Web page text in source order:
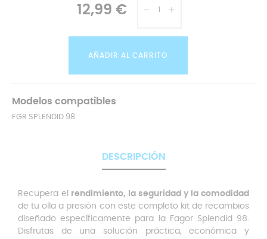
12,99 €
AÑADIR AL CARRITO
Modelos compatibles
FGR SPLENDID 98
DESCRIPCIÓN
Recupera el
rendimiento, la seguridad y la comodidad
de tu olla a presión con este completo kit de recambios
diseñado específicamente para la Fagor Splendid 98.
Disfrutas de una solución práctica, económica y